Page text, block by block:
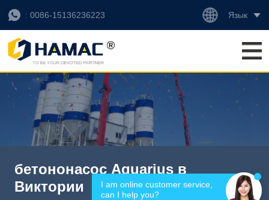
0086-15136236223 Язык
бетононасос Aquarius в
Виктории
I am online customer service,
can I help you?